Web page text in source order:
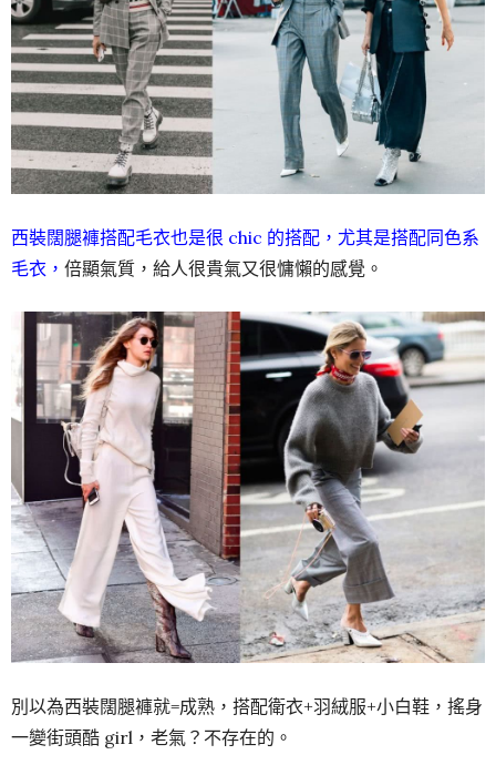
西裝闊腿褲搭配毛衣也是很 chic 的搭配，尤其是搭配同色系
毛衣， 倍顯氣質，給人很貴氣又很慵懶的感覺。
別以為西裝闊腿褲就=成熟，搭配衛衣+羽絨服+小白鞋，搖身
一變街頭酷 girl，老氣？不存在的。